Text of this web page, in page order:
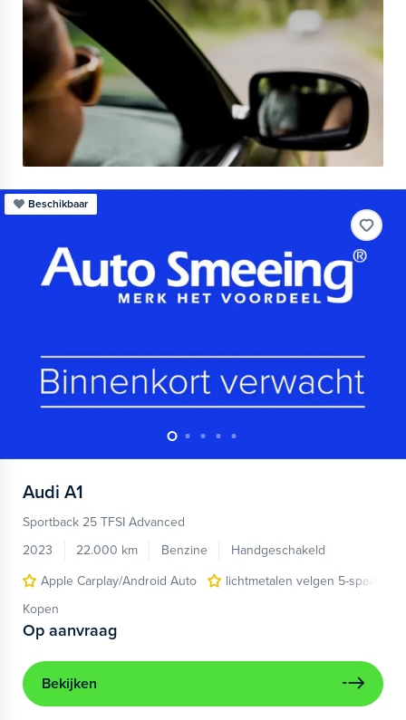
Beschikbaar
Audi A1
Sportback 25 TFSI Advanced
2023
22.000 km Benzine
Handgeschakeld
Apple Carplay/Android Auto
lichtmetalen velgen 5-spaaks
Kopen
Op aanvraag
Bekijken